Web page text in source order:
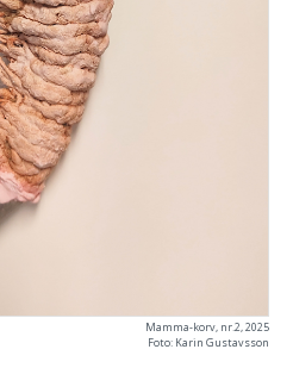
Mamma-korv, nr.2, 2025
Foto: Karin Gustavsson